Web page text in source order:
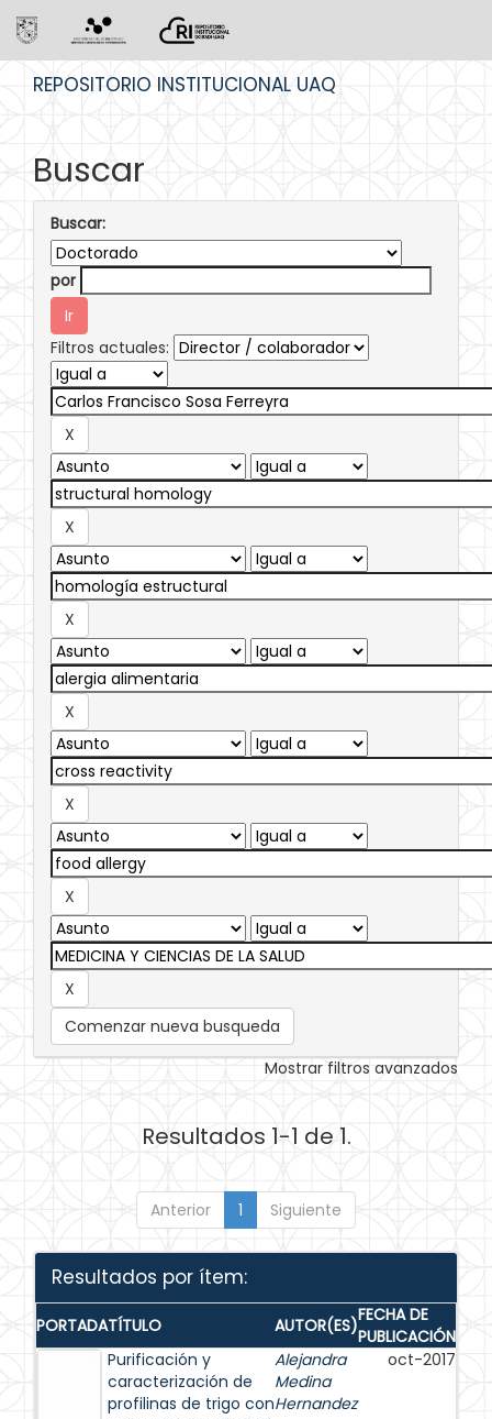
REPOSITORIO INSTITUCIONAL UAQ
Buscar
Buscar:
por
Filtros actuales:
Comenzar nueva busqueda
Mostrar filtros avanzados
Resultados 1-1 de 1.
Anterior 1 Siguiente
Resultados por ítem:
PORTADATÍTULO AUTOR(ES)FECHA DE
PUBLICACIÓN
Purificación y
caracterización de
profilinas de trigo con
Alejandra
Medina
Hernandez
oct-2017